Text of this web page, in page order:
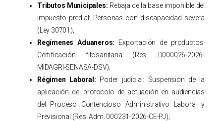
Tributos Municipales: Rebaja de la base imponible del
impuesto predial: Personas con discapacidad severa
(Ley 30701);
Regímenes Aduaneros: Exportación de productos:
Certificación fitosanitaria (Res. D000026-2026-
MIDAGRI-SENASA-DSV);
Régimen Laboral: Poder judicial: Suspensión de la
aplicación del protocolo de actuación en audiencias
del Proceso Contencioso Administrativo Laboral y
Previsional (Res. Adm. 000231-2026-CE-PJ);